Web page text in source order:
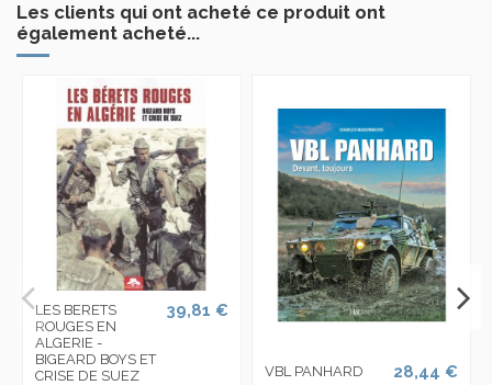
Les clients qui ont acheté ce produit ont
également acheté...
LES BERETS
ROUGES EN
ALGERIE -
BIGEARD BOYS ET
CRISE DE SUEZ
39,81 €
VBL PANHARD 28,44 €